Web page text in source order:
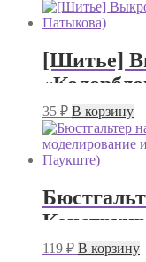
[Шитье]
35 ₽ В корзину
пошив
119 ₽ В корзину